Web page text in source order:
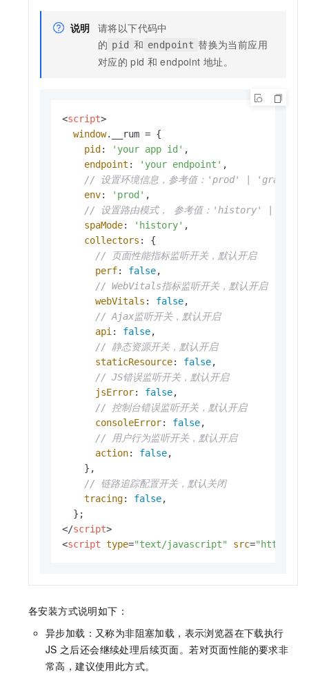
说明 请将以下代码中
的 pid 和 endpoint 替换为当前应用
对应的 pid 和 endpoint 地址。
<script>
window. __rum = {
pid : 'your app id' ,
endpoint : 'your endpoint' ,
// 设置环境信息，参考值：'prod' |
env: 'prod' ,
// 设置路由模式， 参考值：'history' |
spaMode: 'history' ,
collectors : {
// 页面性能指标监听开关，默认开启
perf: false,
// WebVitals指标监听开关，默认开启
webVitals : false,
// Ajax监听开关，默认开启
api : false,
// 静态资源开关，默认开启
staticResource: false,
// JS错误监听开关，默认开启
jsError: false,
// 控制台错误监听开关，默认开启
consoleError: false,
// 用户行为监听开关，默认开启
action: false,
    },
// 链路追踪配置开关，默认关闭
tracing: false,
</script>
<script type="text/javascript" src="https://
各安装方式说明如下：
异步加载：又称为非阻塞加载，表示浏览器在下载执行
JS 之后还会继续处理后续页面。若对页面性能的要求非
常高，建议使用此方式。